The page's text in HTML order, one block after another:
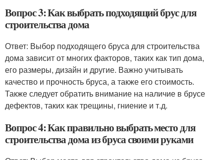
Вопрос 3: Как выбрать подходящий брус для
строительства дома
Ответ: Выбор подходящего бруса для строительства
дома зависит от многих факторов, таких как тип дома,
его размеры, дизайн и другие. Важно учитывать
качество и прочность бруса, а также его стоимость.
Также следует обратить внимание на наличие в брусе
дефектов, таких как трещины, гниение и т.д.
Вопрос 4: Как правильно выбрать место для
строительства дома из бруса своими руками